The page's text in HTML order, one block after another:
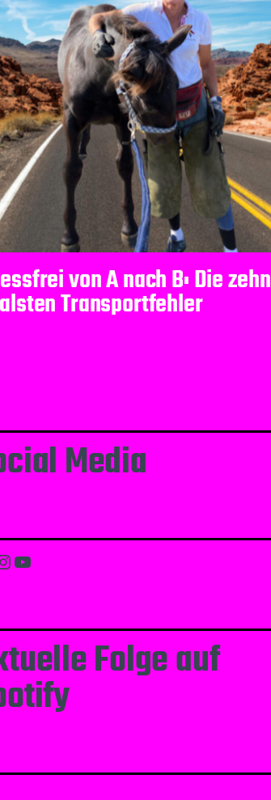
von A nach B: Die zehn
Transportfehler
Media
YouTube
Folge auf